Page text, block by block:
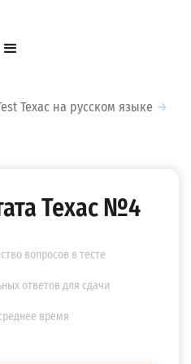
Техас на русском языке →
Техас №4
вопросов в тесте
ответов для сдачи
время